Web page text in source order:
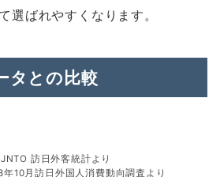
選ばれやすくなります。
タとの比較
訪日外客統計より
10月訪日外国人消費動向調査より